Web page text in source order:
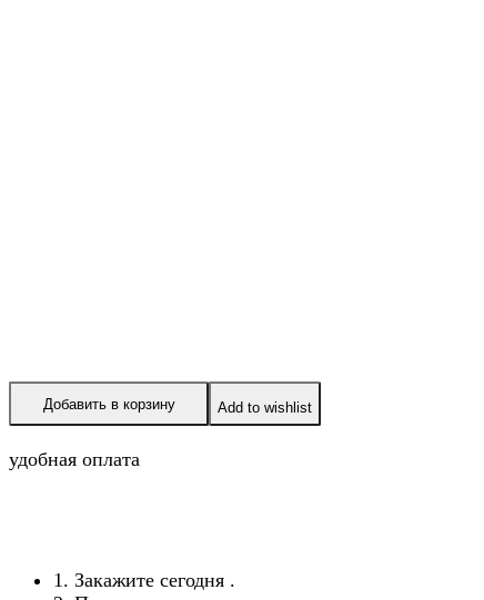
Добавить в корзину Add to wishlist
удобная оплата
1. Закажите сегодня .